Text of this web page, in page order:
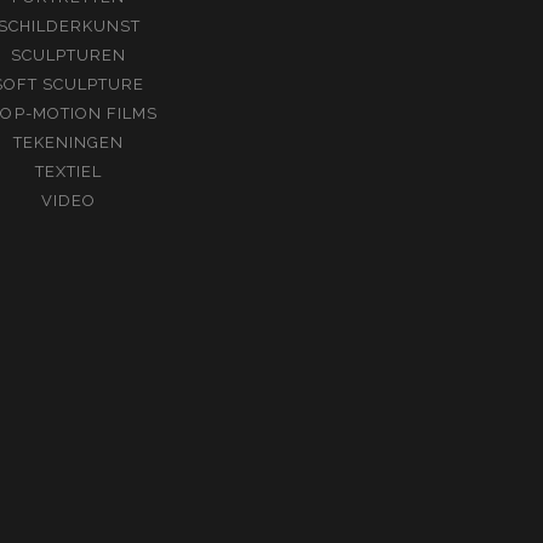
SCULPTUREN
SCULPTURE
MOTION FILMS
TEKENINGEN
TEXTIEL
VIDEO